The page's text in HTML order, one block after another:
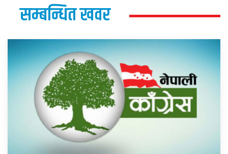
सम्बन्धित खवर